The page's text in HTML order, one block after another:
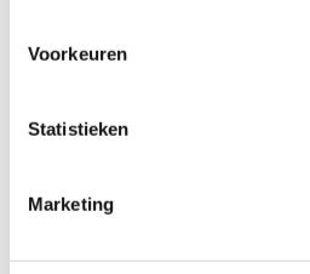
Voorkeuren
Statistieken
Marketing
eventueel te bestrijden.